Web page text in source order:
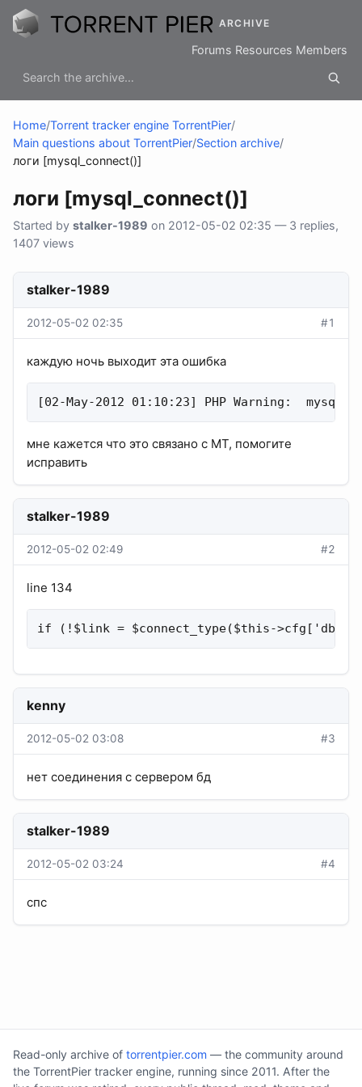
ARCHIVE
Forums Resources Members
Home/Torrent tracker engine TorrentPier/
Main questions about TorrentPier/Section archive/
логи [mysql_connect()]
логи [mysql_connect()]
Started by stalker-1989 on 2012-05-02 02:35 — 3 replies,
1407 views
stalker-1989
2012-05-02 02:35 #1
каждую ночь выходит эта ошибка
[02-May-2012 01:10:23] PHP Warning:
мне кажется что это связано с МТ, помогите
исправить
stalker-1989
2012-05-02 02:49 #2
line 134
if (!$link = $connect_type($this-
kenny
2012-05-02 03:08 #3
нет соединения с сервером бд
stalker-1989
2012-05-02 03:24 #4
спс
Read-only archive of torrentpier.com — the community around
the TorrentPier tracker engine, running since 2011. After the